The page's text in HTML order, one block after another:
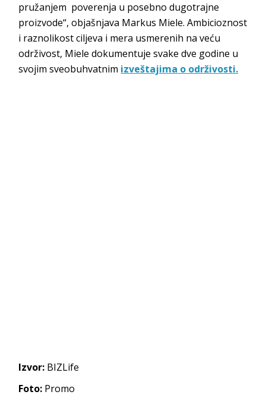
pružanjem poverenja u posebno dugotrajne
proizvode“, objašnjava Markus Miele. Ambicioznost
i raznolikost ciljeva i mera usmerenih na veću
održivost, Miele dokumentuje svake dve godine u
svojim sveobuhvatnim izveštajima o održivosti.
Izvor: BIZLife
Foto: Promo